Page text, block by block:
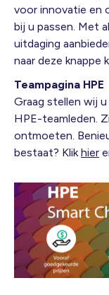
voor innovatie en
bij u passen. Met
uitdaging
naar deze knappe
Teampagina HPE
Graag stellen wij
HPE-teamleden.
ontmoeten.
bestaat? Klik hier